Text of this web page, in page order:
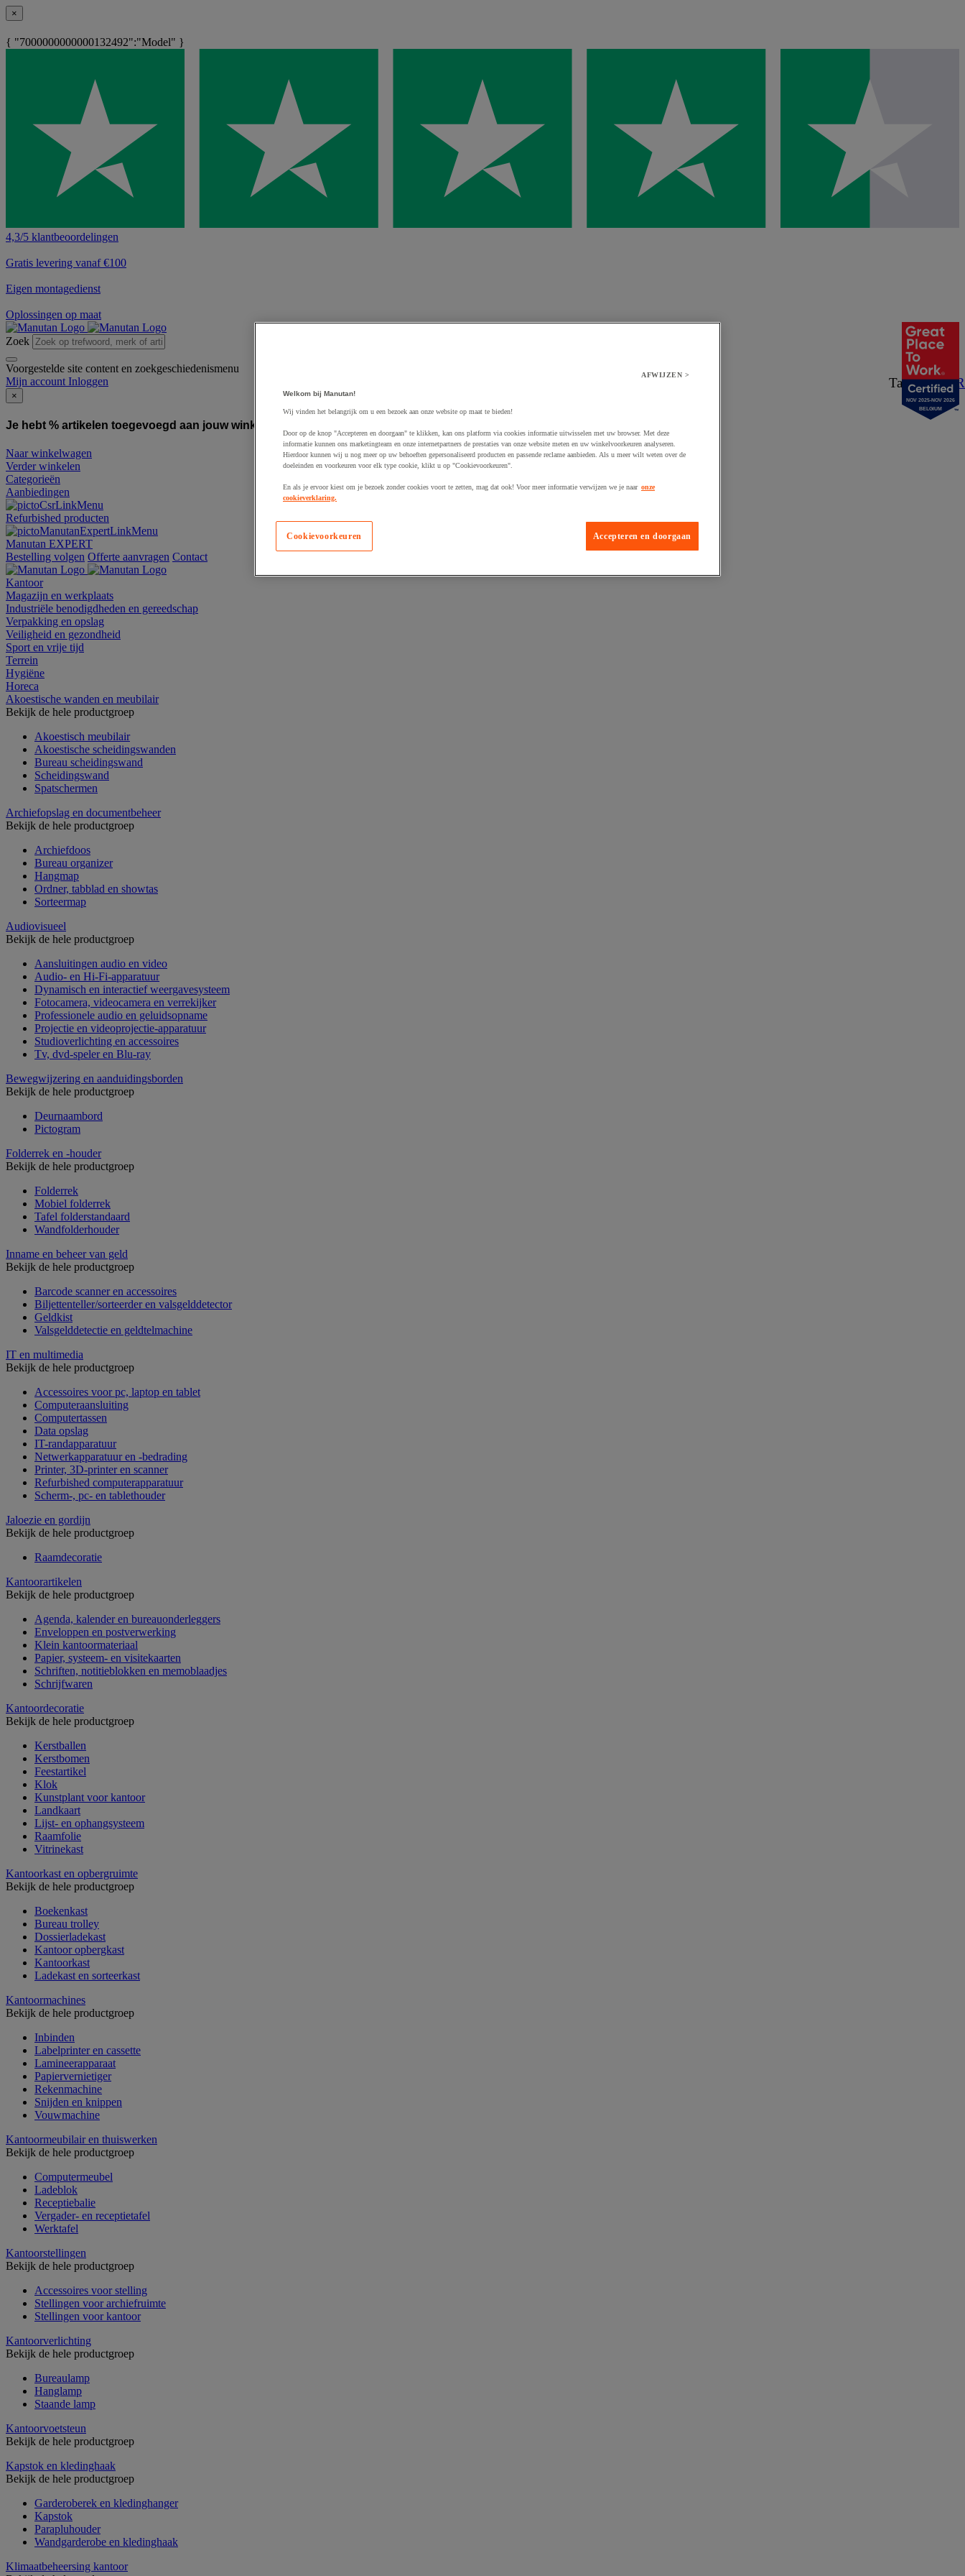
×
{ "7000000000000132492":"Model" }
4,3/5 klantbeoordelingen
Gratis levering vanaf €100
Eigen montagedienst
Oplossingen op maat
Zoek
Voorgestelde site content en zoekgeschiedenismenu
Taal:NL/FR
Mijn account Inloggen
×
Je hebt % artikelen toegevoegd aan jouw winkelwagen:
Naar winkelwagen
Verder winkelen
Categorieën
Aanbiedingen
Refurbished producten
Manutan EXPERT
Bestelling volgen Offerte aanvragen Contact
Kantoor
Magazijn en werkplaats
Industriële benodigdheden en gereedschap
Verpakking en opslag
Veiligheid en gezondheid
Sport en vrije tijd
Terrein
Hygiëne
Horeca
Akoestische wanden en meubilair
Bekijk de hele productgroep
Akoestisch meubilair
Akoestische scheidingswanden
Bureau scheidingswand
Scheidingswand
Spatschermen
Archiefopslag en documentbeheer
Bekijk de hele productgroep
Archiefdoos
Bureau organizer
Hangmap
Ordner, tabblad en showtas
Sorteermap
Audiovisueel
Bekijk de hele productgroep
Aansluitingen audio en video
Audio- en Hi-Fi-apparatuur
Dynamisch en interactief weergavesysteem
Fotocamera, videocamera en verrekijker
Professionele audio en geluidsopname
Projectie en videoprojectie-apparatuur
Studioverlichting en accessoires
Tv, dvd-speler en Blu-ray
Bewegwijzering en aanduidingsborden
Bekijk de hele productgroep
Deurnaambord
Pictogram
Folderrek en -houder
Bekijk de hele productgroep
Folderrek
Mobiel folderrek
Tafel folderstandaard
Wandfolderhouder
Inname en beheer van geld
Bekijk de hele productgroep
Barcode scanner en accessoires
Biljettenteller/sorteerder en valsgelddetector
Geldkist
Valsgelddetectie en geldtelmachine
IT en multimedia
Bekijk de hele productgroep
Accessoires voor pc, laptop en tablet
Computeraansluiting
Computertassen
Data opslag
IT-randapparatuur
Netwerkapparatuur en -bedrading
Printer, 3D-printer en scanner
Refurbished computerapparatuur
Scherm-, pc- en tablethouder
Jaloezie en gordijn
Bekijk de hele productgroep
Raamdecoratie
Kantoorartikelen
Bekijk de hele productgroep
Agenda, kalender en bureauonderleggers
Enveloppen en postverwerking
Klein kantoormateriaal
Papier, systeem- en visitekaarten
Schriften, notitieblokken en memoblaadjes
Schrijfwaren
Kantoordecoratie
Bekijk de hele productgroep
Kerstballen
Kerstbomen
Feestartikel
Klok
Kunstplant voor kantoor
Landkaart
Lijst- en ophangsysteem
Raamfolie
Vitrinekast
Kantoorkast en opbergruimte
Bekijk de hele productgroep
Boekenkast
Bureau trolley
Dossierladekast
Kantoor opbergkast
Kantoorkast
Ladekast en sorteerkast
Kantoormachines
Bekijk de hele productgroep
Inbinden
Labelprinter en cassette
Lamineerapparaat
Papiervernietiger
Rekenmachine
Snijden en knippen
Vouwmachine
Kantoormeubilair en thuiswerken
Bekijk de hele productgroep
Computermeubel
Ladeblok
Receptiebalie
Vergader- en receptietafel
Werktafel
Kantoorstellingen
Bekijk de hele productgroep
Accessoires voor stelling
Stellingen voor archiefruimte
Stellingen voor kantoor
Kantoorverlichting
Bekijk de hele productgroep
Bureaulamp
Hanglamp
Staande lamp
Kantoorvoetsteun
Bekijk de hele productgroep
Kapstok en kledinghaak
Bekijk de hele productgroep
Garderoberek en kledinghanger
Kapstok
Parapluhouder
Wandgarderobe en kledinghaak
Klimaatbeheersing kantoor
NOV 2025-NOV 2026
BELGIUM
AFWIJZEN >
Welkom bij Manutan!
Wij vinden het belangrijk om u een bezoek aan onze website op maat te bieden!
Door op de knop "Accepteren en doorgaan" te klikken, kan ons platform via cookies informatie uitwisselen met uw browser. Met deze
informatie kunnen ons marketingteam en onze internetpartners de prestaties van onze website meten en uw winkelvoorkeuren analyseren.
Hierdoor kunnen wij u nog meer op uw behoeften gepersonaliseerd producten en passende reclame aanbieden. Als u meer wilt weten over de
doeleinden en voorkeuren voor elk type cookie, klikt u op "Cookievoorkeuren".
En als je ervoor kiest om je bezoek zonder cookies voort te zetten, mag dat ook! Voor meer informatie verwijzen we je naar onze
cookieverklaring.
Accepteren en doorgaan
Cookievoorkeuren